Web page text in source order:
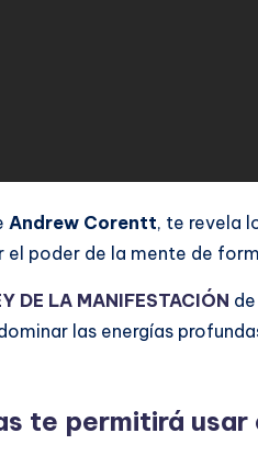
Andrew Corentt, te revela
poder de la mente de
DE LA MANIFESTACIÓN de
las energías
te permitirá